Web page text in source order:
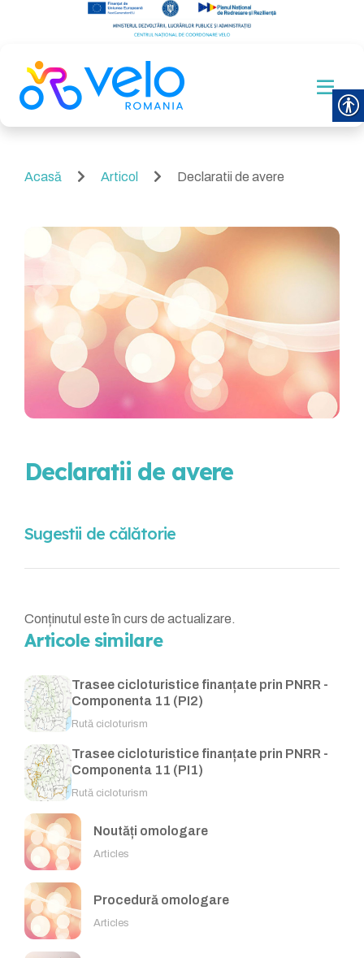
Acasă Articol Declaratii de avere
Declaratii de avere
Sugestii de călătorie
Conținutul este în curs de actualizare.
Articole similare
Trasee cicloturistice finanțate prin PNRR -
Componenta 11 (PI2)
Rută cicloturism
Trasee cicloturistice finanțate prin PNRR -
Componenta 11 (PI1)
Rută cicloturism
Noutăți omologare
Articles
Procedură omologare
Articles